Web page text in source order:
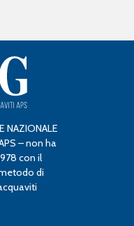
NAZIONALE
– non ha
con il
di